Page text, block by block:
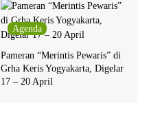
Agenda
Pameran “Merintis Pewaris” di
Grha Keris Yogyakarta, Digelar
17 – 20 April